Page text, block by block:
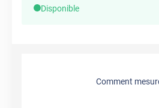
Disponible
Comment